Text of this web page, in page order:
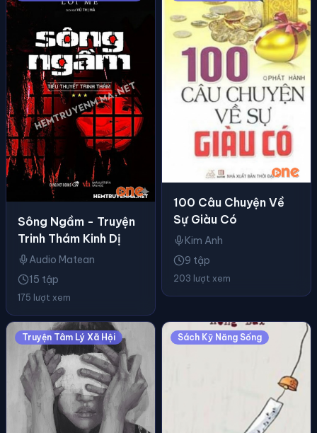
Sông Ngầm - Truyện
Trinh Thám Kinh Dị
Audio Matean
15 tập
175 lượt xem
100 Câu Chuyện Về
Sự Giàu Có
Kim Anh
9 tập
203 lượt xem
Truyện Tâm Lý Xã Hội Sách Kỹ Năng Sống